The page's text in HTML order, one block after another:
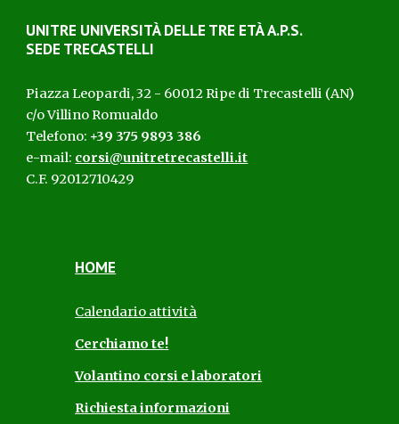
UNITRE UNIVERSITÀ DELLE TRE ETÀA.P.S.
SEDE TRECASTELLI
Piazza Leopardi, 32 - 60012 Ripe di Trecastelli (AN)
c/o Villino Romualdo
Telefono: +39 375 9893 386
e-mail: corsi@unitretrecastelli.it
C.F. 92012710429
HOME
Calendario attività
Cerchiamo te!
Volantino corsi e laboratori
Richiesta informazioni